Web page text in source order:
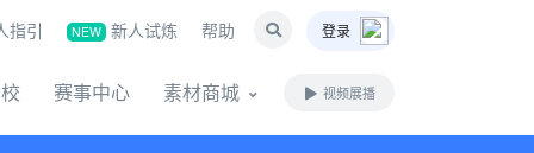
指引 NEW 新人试炼 帮助 登录
赛事中心 素材商城 视频展播